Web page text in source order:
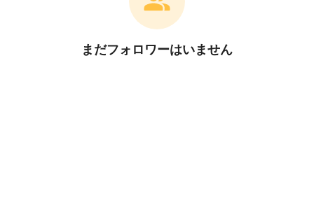
まだフォロワーはいません